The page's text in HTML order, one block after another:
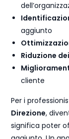
aggiunto
Riduzione
cliente
Per i
Direzione,
significa poter